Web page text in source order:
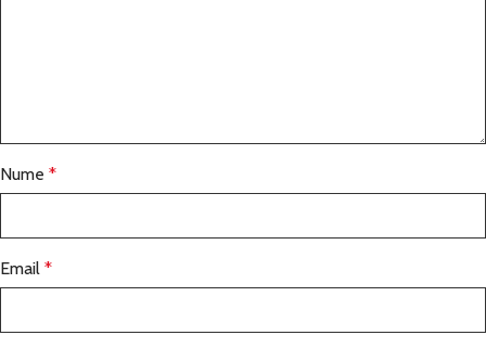
Nume *
Email *